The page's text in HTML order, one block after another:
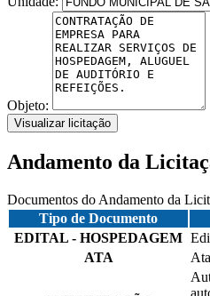
Objeto:
Visualizar licitação
Andamento da
Documentos do Andamento da
Tipo de Documento
EDITAL - HOSPEDAGEM
ATA